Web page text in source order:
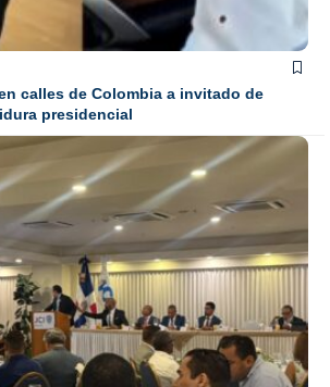
calles de Colombia a invitado de
presidencial